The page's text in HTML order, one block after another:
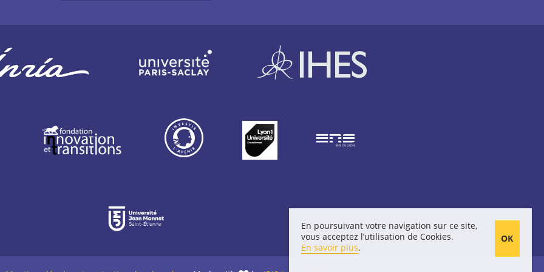
En poursuivant votre navigation sur ce site,
vous acceptez l’utilisation de Cookies.
En savoir plus.